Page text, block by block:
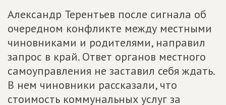
Александр Терентьев после сигнала об
очередном конфликте между местными
чиновниками и родителями, направил
запрос в край. Ответ органов местного
самоуправления не заставил себя ждать.
В нем чиновники рассказали, что
стоимость коммунальных услуг за